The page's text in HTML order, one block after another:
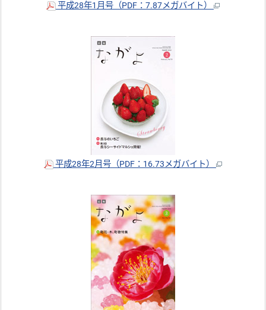
平成28年1月号（PDF：7.87メガバイト）
平成28年2月号（PDF：16.73メガバイト）